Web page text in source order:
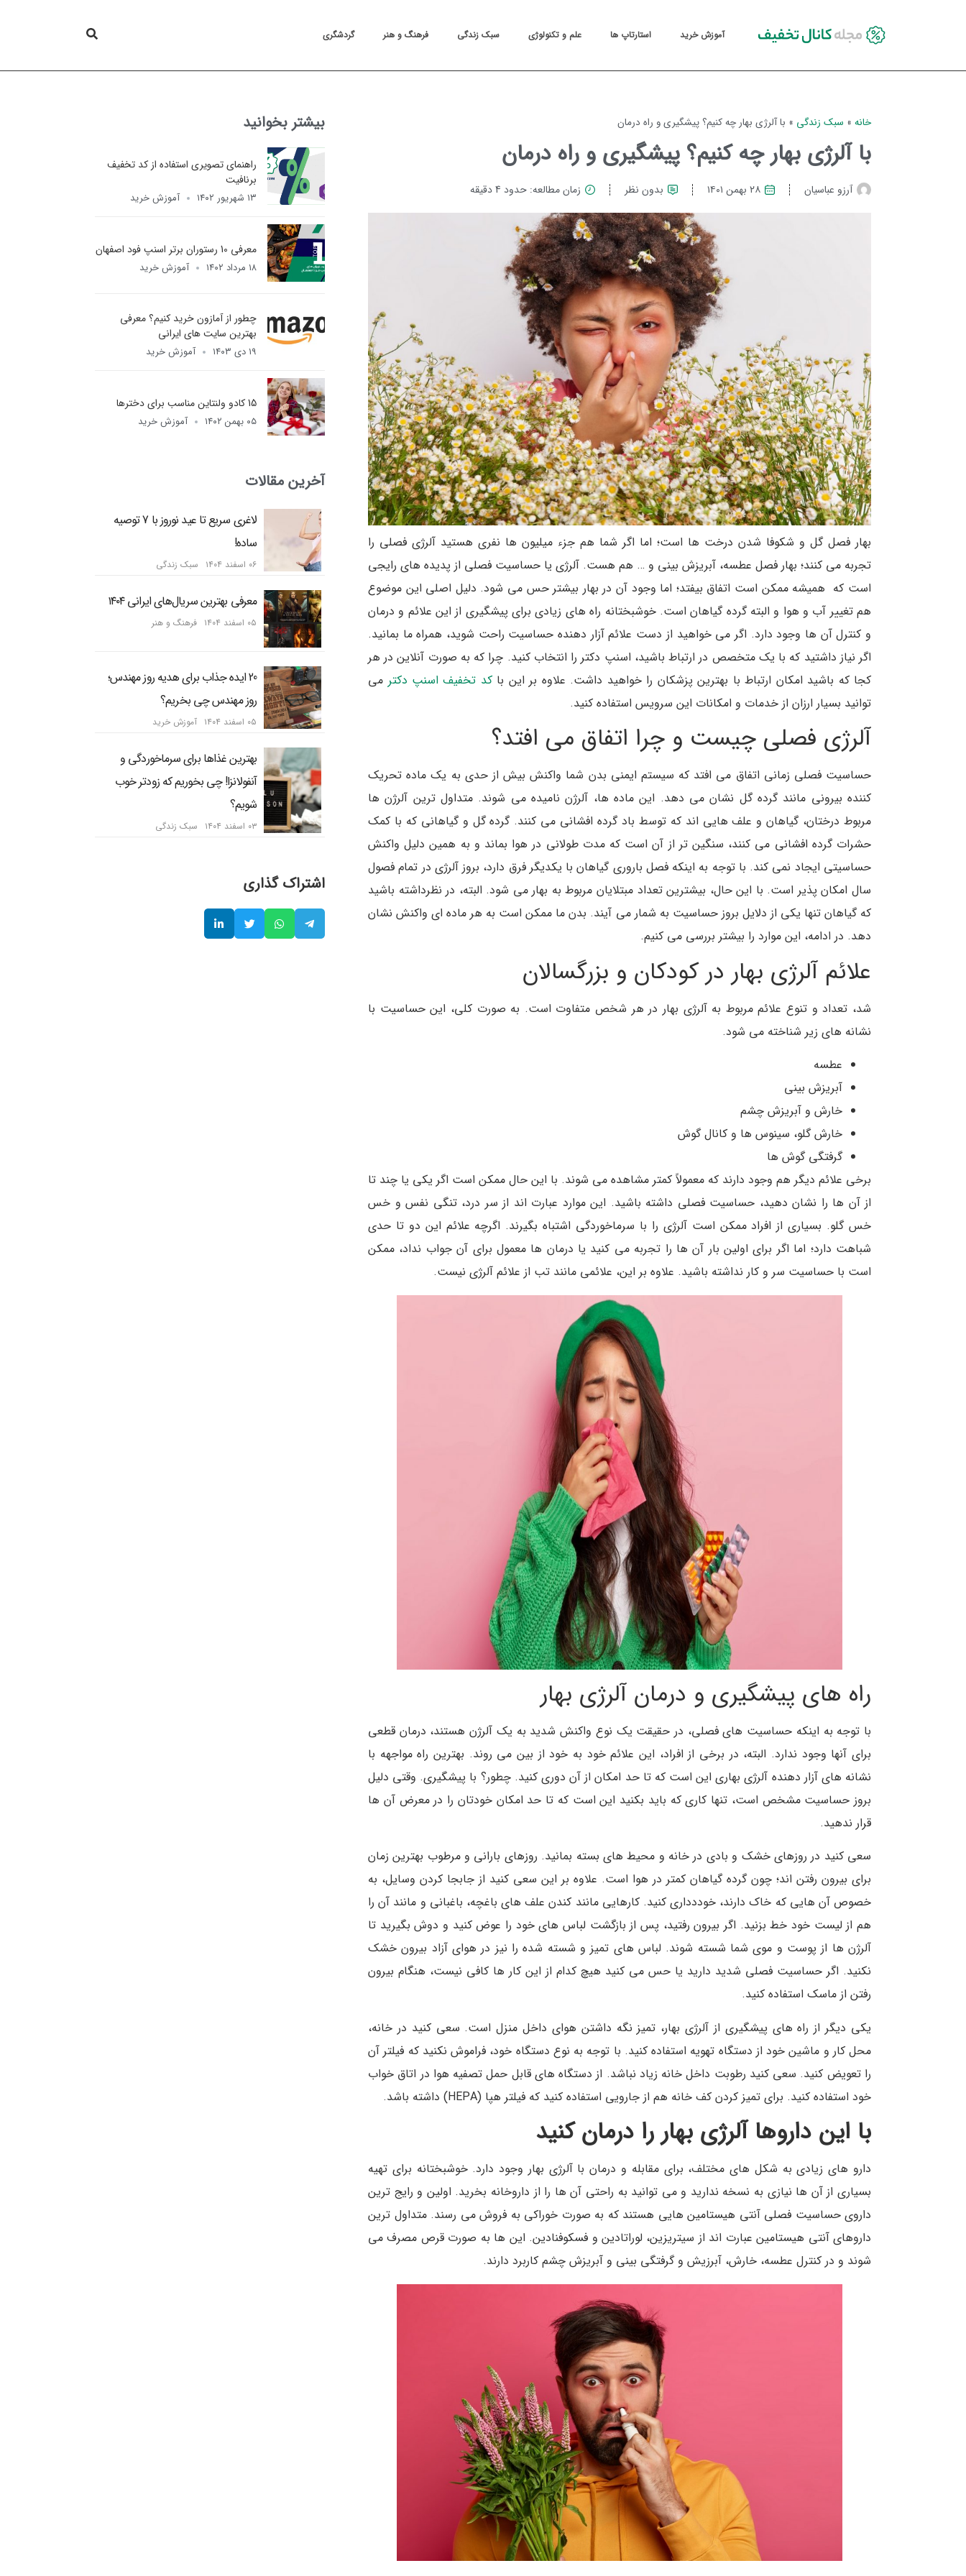
آموزش خرید استارتاپ ها علم و تکنولوژی سبک زندگی فرهنگ و هنر گردشگری
خانه » سبک زندگی » با آلرژی بهار چه کنیم؟ پیشگیری و راه درمان
با آلرژی بهار چه کنیم؟ پیشگیری و راه درمان
آرزو عباسیان ۲۸ بهمن ۱۴۰۱ بدون نظر زمان مطالعه: حدود 4 دقیقه
بهار فصل گل و شکوفا شدن درخت ها است؛ اما اگر شما هم جزء میلیون ها نفری هستید آلرژی فصلی را
تجربه می کنند؛ بهار فصل عطسه، آبریزش بینی و … هم هست. آلرژی یا حساسیت فصلی از پدیده های رایجی
است که همیشه ممکن است اتفاق بیفتد؛ اما وجود آن در بهار بیشتر حس می شود. دلیل اصلی این موضوع
هم تغییر آب و هوا و البته گرده گیاهان است. خوشبختانه راه های زیادی برای پیشگیری از این علائم و درمان
و کنترل آن ها وجود دارد. اگر می خواهید از دست علائم آزار دهنده حساسیت راحت شوید، همراه ما بمانید.
اگر نیاز داشتید که با یک متخصص در ارتباط باشید، اسنپ دکتر را انتخاب کنید. چرا که به صورت آنلاین در هر
کجا که باشید امکان ارتباط با بهترین پزشکان را خواهید داشت. علاوه بر این باکد تخفیف اسنپ دکتر می
توانید بسیار ارزان از خدمات و امکانات این سرویس استفاده کنید.
آلرژی فصلی چیست و چرا اتفاق می افتد؟
حساسیت فصلی زمانی اتفاق می افتد که سیستم ایمنی بدن شما واکنش بیش از حدی به یک ماده تحریک
کننده بیرونی مانند گرده گل نشان می دهد. این ماده ها، آلرژن نامیده می شوند. متداول ترین آلرژن ها
مربوط درختان، گیاهان و علف هایی اند که توسط باد گرده افشانی می کنند. گرده گل و گیاهانی که با کمک
حشرات گرده افشانی می کنند، سنگین تر از آن است که مدت طولانی در هوا بماند و به همین دلیل واکنش
حساسیتی ایجاد نمی کند. با توجه به اینکه فصل باروری گیاهان با یکدیگر فرق دارد، بروز آلرژی در تمام فصول
سال امکان پذیر است. با این حال، بیشترین تعداد مبتلایان مربوط به بهار می شود. البته، در نظرداشته باشید
که گیاهان تنها یکی از دلایل بروز حساسیت به شمار می آیند. بدن ما ممکن است به هر ماده ای واکنش نشان
دهد. در ادامه، این موارد را بیشتر بررسی می کنیم.
علائم آلرژی بهار در کودکان و بزرگسالان
شد، تعداد و تنوع علائم مربوط به آلرژی بهار در هر شخص متفاوت است. به صورت کلی، این حساسیت با
نشانه های زیر شناخته می شود.
عطسه
آبریزش بینی
خارش و آبریزش چشم
خارش گلو، سینوس ها و کانال گوش
گرفتگی گوش ها
برخی علائم دیگر هم وجود دارند که معمولاً کمتر مشاهده می شوند. با این حال ممکن است اگر یکی یا چند تا
از آن ها را نشان دهید، حساسیت فصلی داشته باشید. این موارد عبارت اند از سر درد، تنگی نفس و خس
خس گلو. بسیاری از افراد ممکن است آلرژی را با سرماخوردگی اشتباه بگیرند. اگرچه علائم این دو تا حدی
شباهت دارد؛ اما اگر برای اولین بار آن ها را تجربه می کنید یا درمان ها معمول برای آن جواب نداد، ممکن
است با حساسیت سر و کار نداشته باشید. علاوه بر این، علائمی مانند تب از علائم آلرژی نیست.
راه های پیشگیری و درمان آلرژی بهار
با توجه به اینکه حساسیت های فصلی، در حقیقت یک نوع واکنش شدید به یک آلرژن هستند، درمان قطعی
برای آنها وجود ندارد. البته، در برخی از افراد، این علائم خود به خود از بین می روند. بهترین راه مواجهه با
نشانه های آزار دهنده آلرژی بهاری این است که تا حد امکان از آن دوری کنید. چطور؟ با پیشگیری. وقتی دلیل
بروز حساسیت مشخص است، تنها کاری که باید بکنید این است که تا حد امکان خودتان را در معرض آن ها
قرار ندهید.
سعی کنید در روزهای خشک و بادی در خانه و محیط های بسته بمانید. روزهای بارانی و مرطوب بهترین زمان
برای بیرون رفتن اند؛ چون گرده گیاهان کمتر در هوا است. علاوه بر این سعی کنید از جابجا کردن وسایل، به
خصوص آن هایی که خاک دارند، خوددداری کنید. کارهایی مانند کندن علف های باغچه، باغبانی و مانند آن را
هم از لیست خود خط بزنید. اگر بیرون رفتید، پس از بازگشت لباس های خود را عوض کنید و دوش بگیرید تا
آلرژن ها از پوست و موی شما شسته شوند. لباس های تمیز و شسته شده را نیز در هوای آزاد بیرون خشک
نکنید. اگر حساسیت فصلی شدید دارید یا حس می کنید هیچ کدام از این کار ها کافی نیست، هنگام بیرون
رفتن از ماسک استفاده کنید.
یکی دیگر از راه های پیشگیری از آلرژی بهار، تمیز نگه داشتن هوای داخل منزل است. سعی کنید در خانه،
محل کار و ماشین خود از دستگاه تهویه استفاده کنید. با توجه به نوع دستگاه خود، فراموش نکنید که فیلتر آن
را تعویض کنید. سعی کنید رطوبت داخل خانه زیاد نباشد. از دستگاه های قابل حمل تصفیه هوا در اتاق خواب
خود استفاده کنید. برای تمیز کردن کف خانه هم از جارویی استفاده کنید که فیلتر هپا (HEPA) داشته باشد.
با این داروها آلرژی بهار را درمان کنید
دارو های زیادی به شکل های مختلف، برای مقابله و درمان با آلرژی بهار وجود دارد. خوشبختانه برای تهیه
بسیاری از آن ها نیازی به نسخه ندارید و می توانید به راحتی آن ها را از داروخانه بخرید. اولین و رایج ترین
داروی حساسیت فصلی آنتی هیستامین هایی هستند که به صورت خوراکی به فروش می رسند. متداول ترین
داروهای آنتی هیستامین عبارت اند از سیتریزین، لوراتادین و فسکوفنادین. این ها به صورت قرص مصرف می
شوند و در کنترل عطسه، خارش، آبرزیش و گرفتگی بینی و آبریزش چشم کاربرد دارند.
بیشتر بخوانید
راهنمای تصویری استفاده از کد تخفیف
برنافیت
۱۳ شهریور ۱۴۰۲ آموزش خرید
معرفی 10 رستوران برتر اسنپ فود اصفهان
۱۸ مرداد ۱۴۰۲ آموزش خرید
چطور از آمازون خرید کنیم؟ معرفی
بهترین سایت های ایرانی
۱۹ دی ۱۴۰۳ آموزش خرید
15 کادو ولنتاین مناسب برای دخترها
۰۵ بهمن ۱۴۰۲ آموزش خرید
آخرین مقالات
لاغری سریع تا عید نوروز با 7 توصیه
ساده!
۰۶ اسفند ۱۴۰۴ سبک زندگی
معرفی بهترین سریال‌های ایرانی ۱۴۰۴
۰۵ اسفند ۱۴۰۴ فرهنگ و هنر
20 ایده جذاب برای هدیه روز مهندس؛
روز مهندس چی بخریم؟
۰۵ اسفند ۱۴۰۴ آموزش خرید
بهترین غذاها برای سرماخوردگی و
آنفولانزا! چی بخوریم که زودتر خوب
شویم؟
۰۳ اسفند ۱۴۰۴ سبک زندگی
اشتراک گذاری